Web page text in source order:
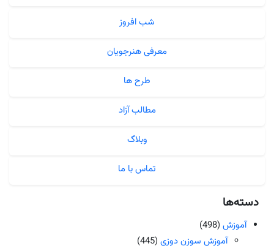
شب افروز
معرفی هنرجویان
طرح ها
مطالب آزاد
وبلاگ
تماس با ما
دسته‌ها
آموزش (498)
آموزش سوزن دوزی (445)